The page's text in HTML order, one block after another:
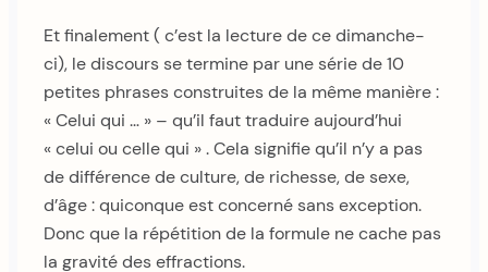
Et finalement ( c’est la lecture de ce dimanche-
ci), le discours se termine par une série de 10
petites phrases construites de la même manière :
« Celui qui … » – qu’il faut traduire aujourd’hui
« celui ou celle qui » . Cela signifie qu’il n’y a pas
de différence de culture, de richesse, de sexe,
d’âge : quiconque est concerné sans exception.
Donc que la répétition de la formule ne cache pas
la gravité des effractions.